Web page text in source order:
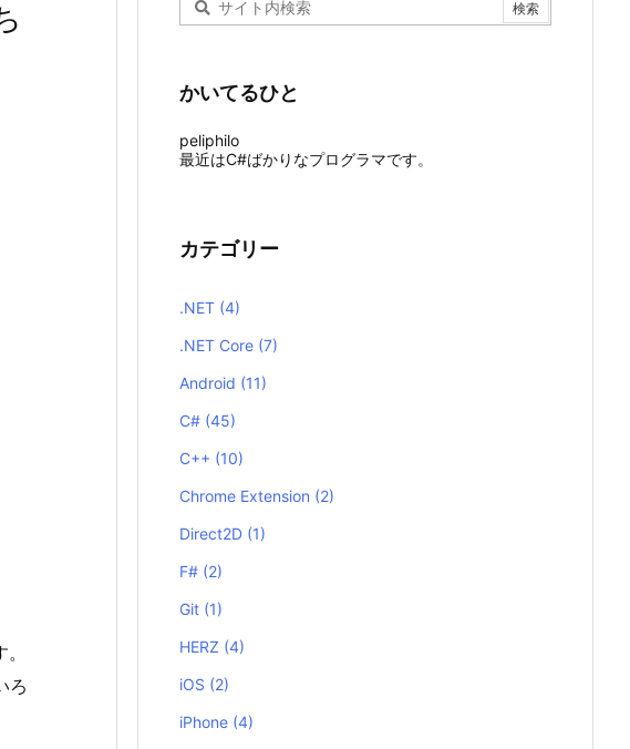
ろ
かいてるひと
peliphilo
最近はC#ばかりなプログラマです。
カテゴリー
.NET (4)
.NET Core (7)
Android (11)
C# (45)
C++ (10)
Chrome Extension (2)
Direct2D (1)
F# (2)
Git (1)
HERZ (4)
iOS (2)
iPhone (4)